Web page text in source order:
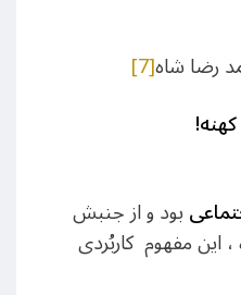
[7]
!
بود و از جنبش
مفهوم کاربُردی